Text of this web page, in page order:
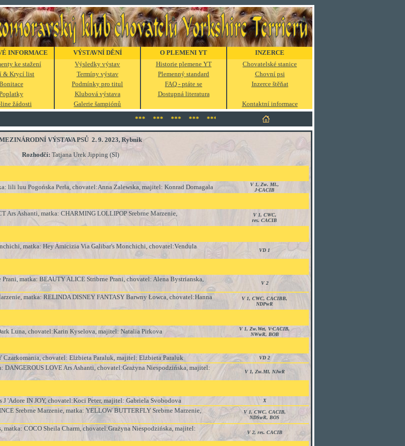
INFORMACE VÝSTAVNÍ DĚNÍ O PLEMENI YT
INZERCE
ke stažení
Výsledky výstav Historie plemene YT
Chovatelské stanice
& Krycí list
Termíny výstav Plemenný standard
Chovní psi
Podmínky pro titul FAQ - ptáte se
Inzerce štěňat
Klubová výstava
Dostupná literatura
žádosti
Galerie šampiónů
Kontaktní informace
*** *** *** *** *** *** *** *** *** *** *** *** *** ***
VÝSTAVA PSŮ 2. 9. 2023, Rybnik
Rozhodčí: Tatjana Urek Jipping (SI)
lili luu Pogońska Perła, chovatel:Anna Zalewska, majitel: Konrad Domagała
V 1, Zw. Ml.,
J-CACIB
Ars Ashanti, matka: CHARMING LOLLIPOP Srebrne Marzenie,
V 1, CWC,
res. CACIB
, matka: Hey Amicizia Via Galibar's Monchichi, chovatel:Vendula
VD 1
Prani, matka: BEAUTY ALICE Stribrne Prani, chovatel: Alena Bystrianska,
V 2
, matka: RELINDA DISNEY FANTASY Barwny Łowca, chovatel:Hanna
V 1, CWC, CACIBB,
NDPwR
Luna, chovatel:Karin Kyselova, majitel: Natalia Pirkova
V 1, Zw.Wet, V-CACIB,
NWwR, BOB
Czarkomania, chovatel: Elżbieta Paraluk, majitel: Elżbieta Paraluk VD 2
DANGEROUS LOVE Ars Ashanti, chovatel:Grażyna Niespodzińska, majitel:
V 1, Zw.Ml, NJwR
J 'Adore IN JOY, chovatel:Koci Peter, majitel: Gabriela Svobodova X
Srebrne Marzenie, matka: YELLOW BUTTERFLY Srebrne Marzenie,
V 1, CWC, CACIB,
NDSwR, BOS
, matka: COCO Sheila Charm, chovatel:Grażyna Niespodzińska, majitel:
V 2, res. CACIB